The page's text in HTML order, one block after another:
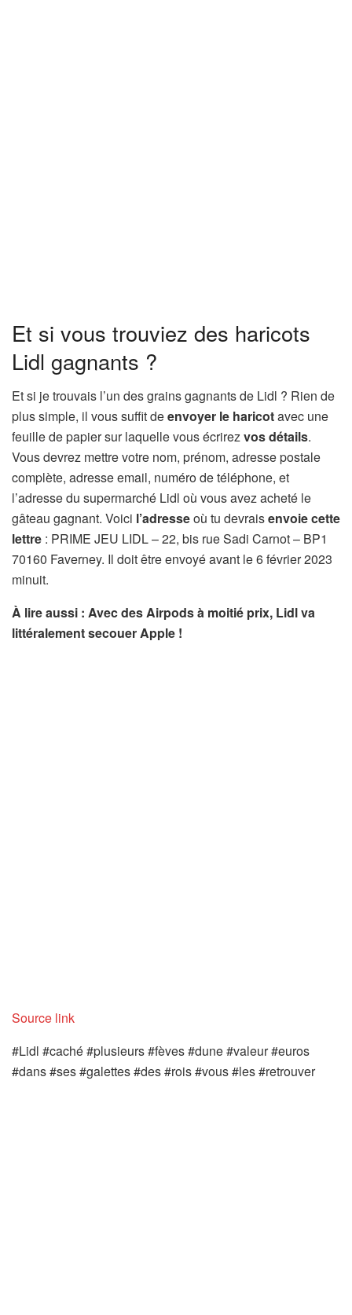
Et si vous trouviez des haricots
Lidl gagnants ?
Et si je trouvais l’un des grains gagnants de Lidl ? Rien de
plus simple, il vous suffit deenvoyer le haricotavec une
feuille de papier sur laquelle vous écrirezvos détails.
Vous devrez mettre votre nom, prénom, adresse postale
complète, adresse email, numéro de téléphone, et
l’adresse du supermarché Lidl où vous avez acheté le
gâteau gagnant. Voici l’adresseoù tu devraisenvoie cette
lettre : PRIME JEU LIDL – 22, bis rue Sadi Carnot – BP1
70160 Faverney. Il doit être envoyé avant le 6 février 2023
minuit.
À lire aussi : Avec des Airpods à moitié prix, Lidl va
littéralement secouer Apple !
Source link
#Lidl #caché #plusieurs #fèves #dune #valeur #euros
#dans #ses #galettes #des #rois #vous #les #retrouver